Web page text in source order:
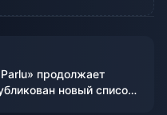
продолжает
новый список